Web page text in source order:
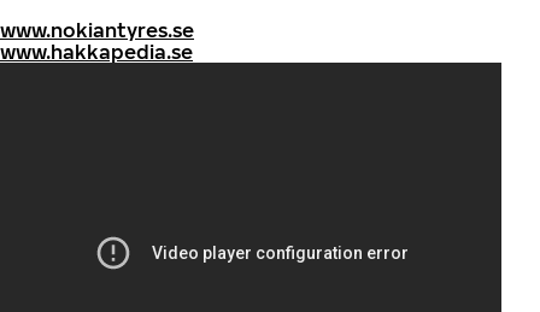
www.nokiantyres.se
www.hakkapedia.se